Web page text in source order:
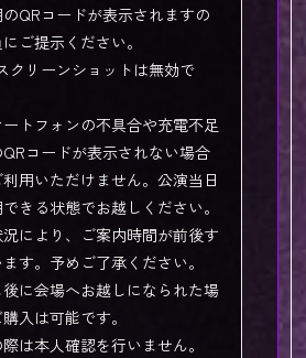
QRコードが表示されますの
ご提示ください。
クリーンショットは無効で
ートフォンの不具合や充電不足
コードが表示されない場合
用いただけません。公演当日
きる状態でお越しください。
況により、ご案内時間が前後す
す。予めご了承ください。
後に会場へお越しになられた場
入は可能です。
は本人確認を行いません。